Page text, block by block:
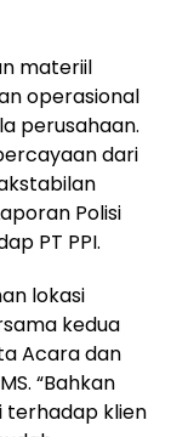
materiil
operasional
perusahaan.
dari
Polisi
PT PPI.
lokasi
kedua
Acara dan
“Bahkan
terhadap klien